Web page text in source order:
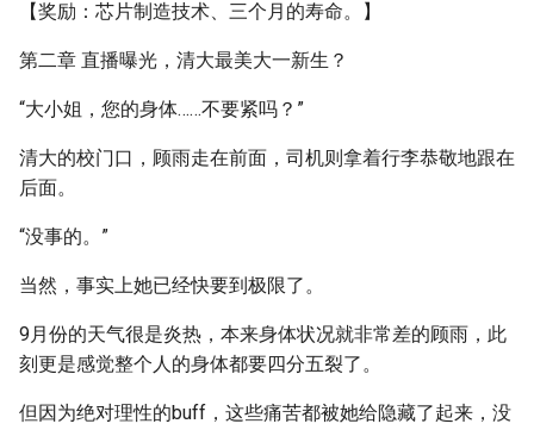
【奖励：芯片制造技术、三个月的寿命。】
第二章 直播曝光，清大最美大一新生？
“大小姐，您的身体……不要紧吗？”
清大的校门口，顾雨走在前面，司机则拿着行李恭敬地跟在
后面。
“没事的。”
当然，事实上她已经快要到极限了。
9月份的天气很是炎热，本来身体状况就非常差的顾雨，此
刻更是感觉整个人的身体都要四分五裂了。
但因为绝对理性的buff，这些痛苦都被她给隐藏了起来，没